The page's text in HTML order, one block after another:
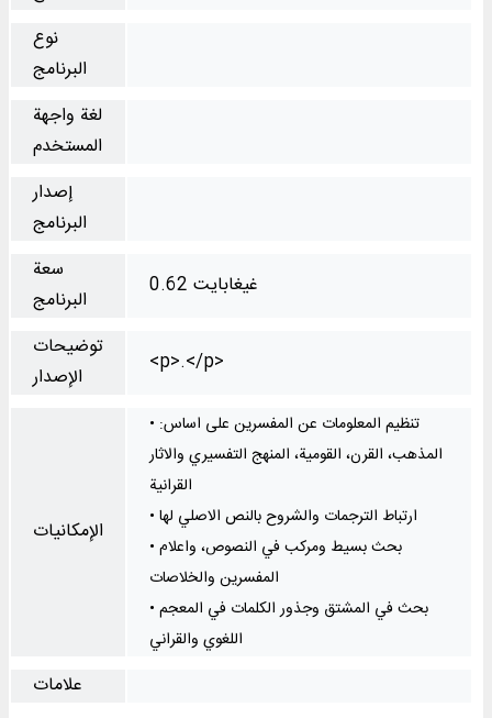
نوع
البرنامج
لغة واجهة
المستخدم
إصدار
البرنامج
سعة
البرنامج
0.62 غيغابايت
توضيحات
الإصدار
<p>.</p>
الإمكانيات
• تنظيم المعلومات عن المفسرين على اساس:
المذهب، القرن، القومية، المنهج التفسيري والاثار
القرانية
• ارتباط الترجمات والشروح بالنص الاصلي لها
• بحث بسيط ومركب في النصوص، واعلام
المفسرين والخلاصات
• بحث في المشتق وجذور الكلمات في المعجم
اللغوي والقراني
علامات